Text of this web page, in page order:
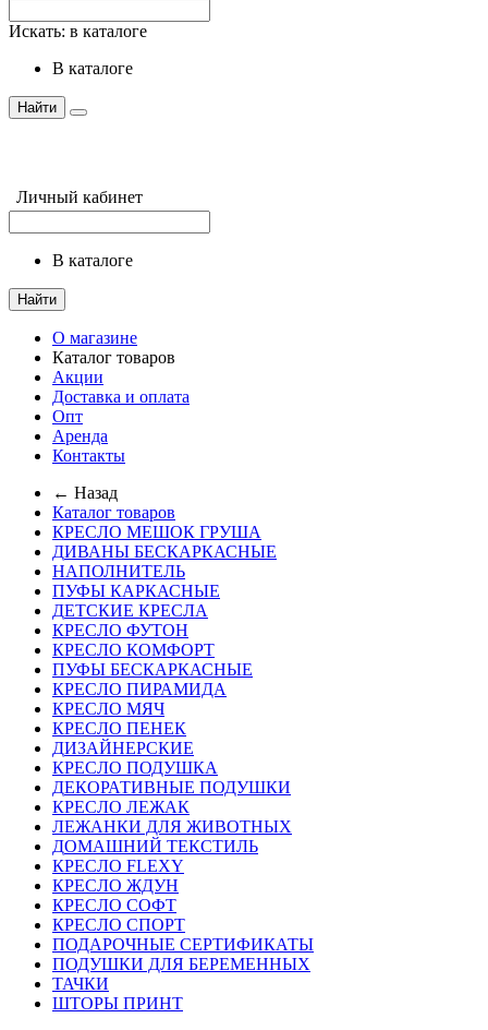
Искать: в каталоге
в каталоге
Найти
Личный кабинет
в каталоге
Найти
О магазине
Каталог товаров
Акции
Доставка и оплата
Опт
Аренда
Контакты
← Назад
Каталог товаров
КРЕСЛО МЕШОК ГРУША
ДИВАНЫ БЕСКАРКАСНЫЕ
НАПОЛНИТЕЛЬ
ПУФЫ КАРКАСНЫЕ
ДЕТСКИЕ КРЕСЛА
КРЕСЛО ФУТОН
КРЕСЛО КОМФОРТ
ПУФЫ БЕСКАРКАСНЫЕ
КРЕСЛО ПИРАМИДА
КРЕСЛО МЯЧ
КРЕСЛО ПЕНЕК
ДИЗАЙНЕРСКИЕ
КРЕСЛО ПОДУШКА
ДЕКОРАТИВНЫЕ ПОДУШКИ
КРЕСЛО ЛЕЖАК
ЛЕЖАНКИ ДЛЯ ЖИВОТНЫХ
ДОМАШНИЙ ТЕКСТИЛЬ
КРЕСЛО FLEXY
КРЕСЛО ЖДУН
КРЕСЛО СОФТ
КРЕСЛО СПОРТ
ПОДАРОЧНЫЕ СЕРТИФИКАТЫ
ПОДУШКИ ДЛЯ БЕРЕМЕННЫХ
ТАЧКИ
ШТОРЫ ПРИНТ